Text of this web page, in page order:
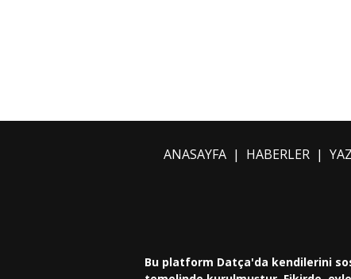
ANASAYFA| HABERLER|
Bu platform Datça'da kendilerini